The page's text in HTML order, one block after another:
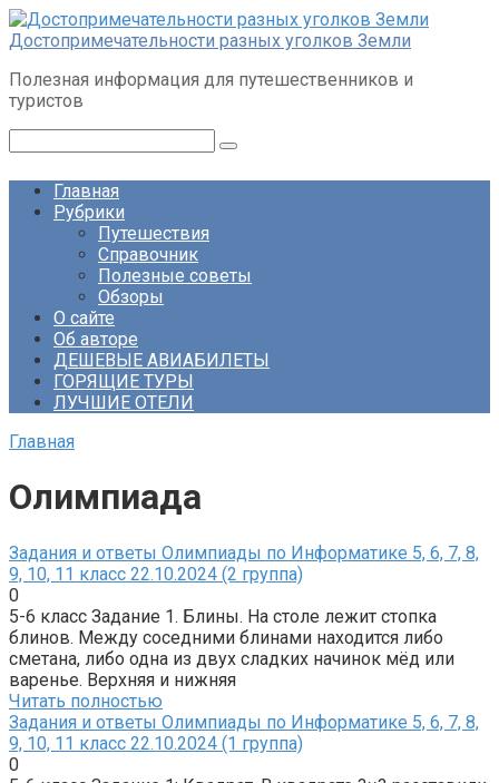
Перейти
к
Достопримечательности разных уголков Земли
Полезная информация для путешественников и
туристов
Главная
Рубрики
Путешествия
Справочник
Полезные советы
Обзоры
О сайте
Об авторе
ДЕШЕВЫЕ АВИАБИЛЕТЫ
ГОРЯЩИЕ ТУРЫ
ЛУЧШИЕ ОТЕЛИ
Главная
Олимпиада
Задания и ответы Олимпиады по Информатике 5, 6, 7, 8,
9, 10, 11 класс 22.10.2024 (2 группа)
0
5-6 класс Задание 1. Блины. На столе лежит стопка
блинов. Между соседними блинами находится либо
сметана, либо одна из двух сладких начинок мёд или
варенье. Верхняя и нижняя
Читать полностью
Задания и ответы Олимпиады по Информатике 5, 6, 7, 8,
9, 10, 11 класс 22.10.2024 (1 группа)
0